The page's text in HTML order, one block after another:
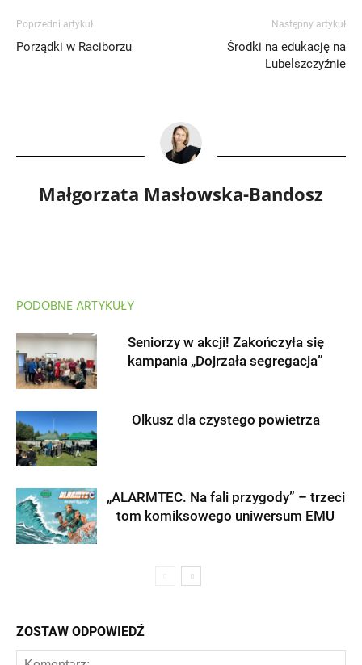
Poprzedni artykuł
Porządki w Raciborzu
Następny artykuł
Środki na edukację na
Lubelszczyźnie
Małgorzata Masłowska-Bandosz
PODOBNE ARTYKUŁY
Seniorzy w akcji! Zakończyła się
kampania „Dojrzała segregacja”
Olkusz dla czystego powietrza
„ALARMTEC. Na fali przygody” – trzeci
tom komiksowego uniwersum EMU
ZOSTAW ODPOWIEDŹ